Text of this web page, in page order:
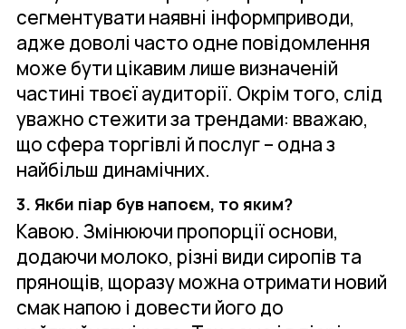
сегментувати наявні інформприводи,
адже доволі часто одне повідомлення
може бути цікавим лише визначеній
частині твоєї аудиторії. Окрім того, слід
уважно стежити за трендами: вважаю,
що сфера торгівлі й послуг – одна з
найбільш динамічних.
3. Якби піар був напоєм, то яким?
Кавою. Змінюючи пропорції основи,
додаючи молоко, різні види сиропів та
прянощів, щоразу можна отримати новий
смак напою і довести його до